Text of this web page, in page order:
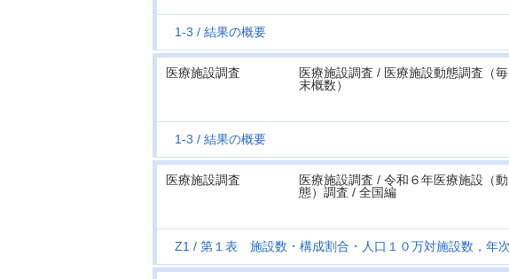
1-3 結果の概要
医療施設調査
医療施設調査 / 医療施設動態調査（毎
末概数）
1-3 結果の概要
医療施設調査
医療施設調査 / 令和６年医療施設（動
態）調査 / 全国編
Z1 第１表 施設数・構成割合・人口１０万対施設数，年